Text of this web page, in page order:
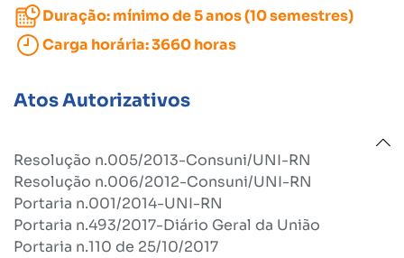
Duração: mínimo de 5 anos (10 semestres)
Carga horária: 3660 horas
Atos Autorizativos
Resolução n.005/2013-Consuni/UNI-RN
Resolução n.006/2012-Consuni/UNI-RN
Portaria n.001/2014-UNI-RN
Portaria n.493/2017-Diário Geral da União
Portaria n.110 de 25/10/2017